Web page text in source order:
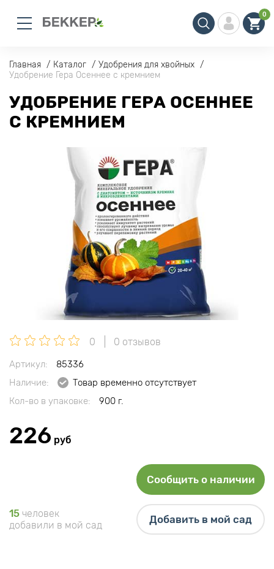
0
Главная Каталог
Удобрения для хвойных
Удобрение Гера Осеннее с кремнием
УДОБРЕНИЕ ГЕРА ОСЕННЕЕ
С КРЕМНИЕМ
0 0 отзывов
Артикул:
85336
Наличие:
Товар временно отсутствует
Кол-во в упаковке:
900 г.
226 руб
Сообщить о наличии
15 человек
добавили в мой сад
Добавить в мой сад